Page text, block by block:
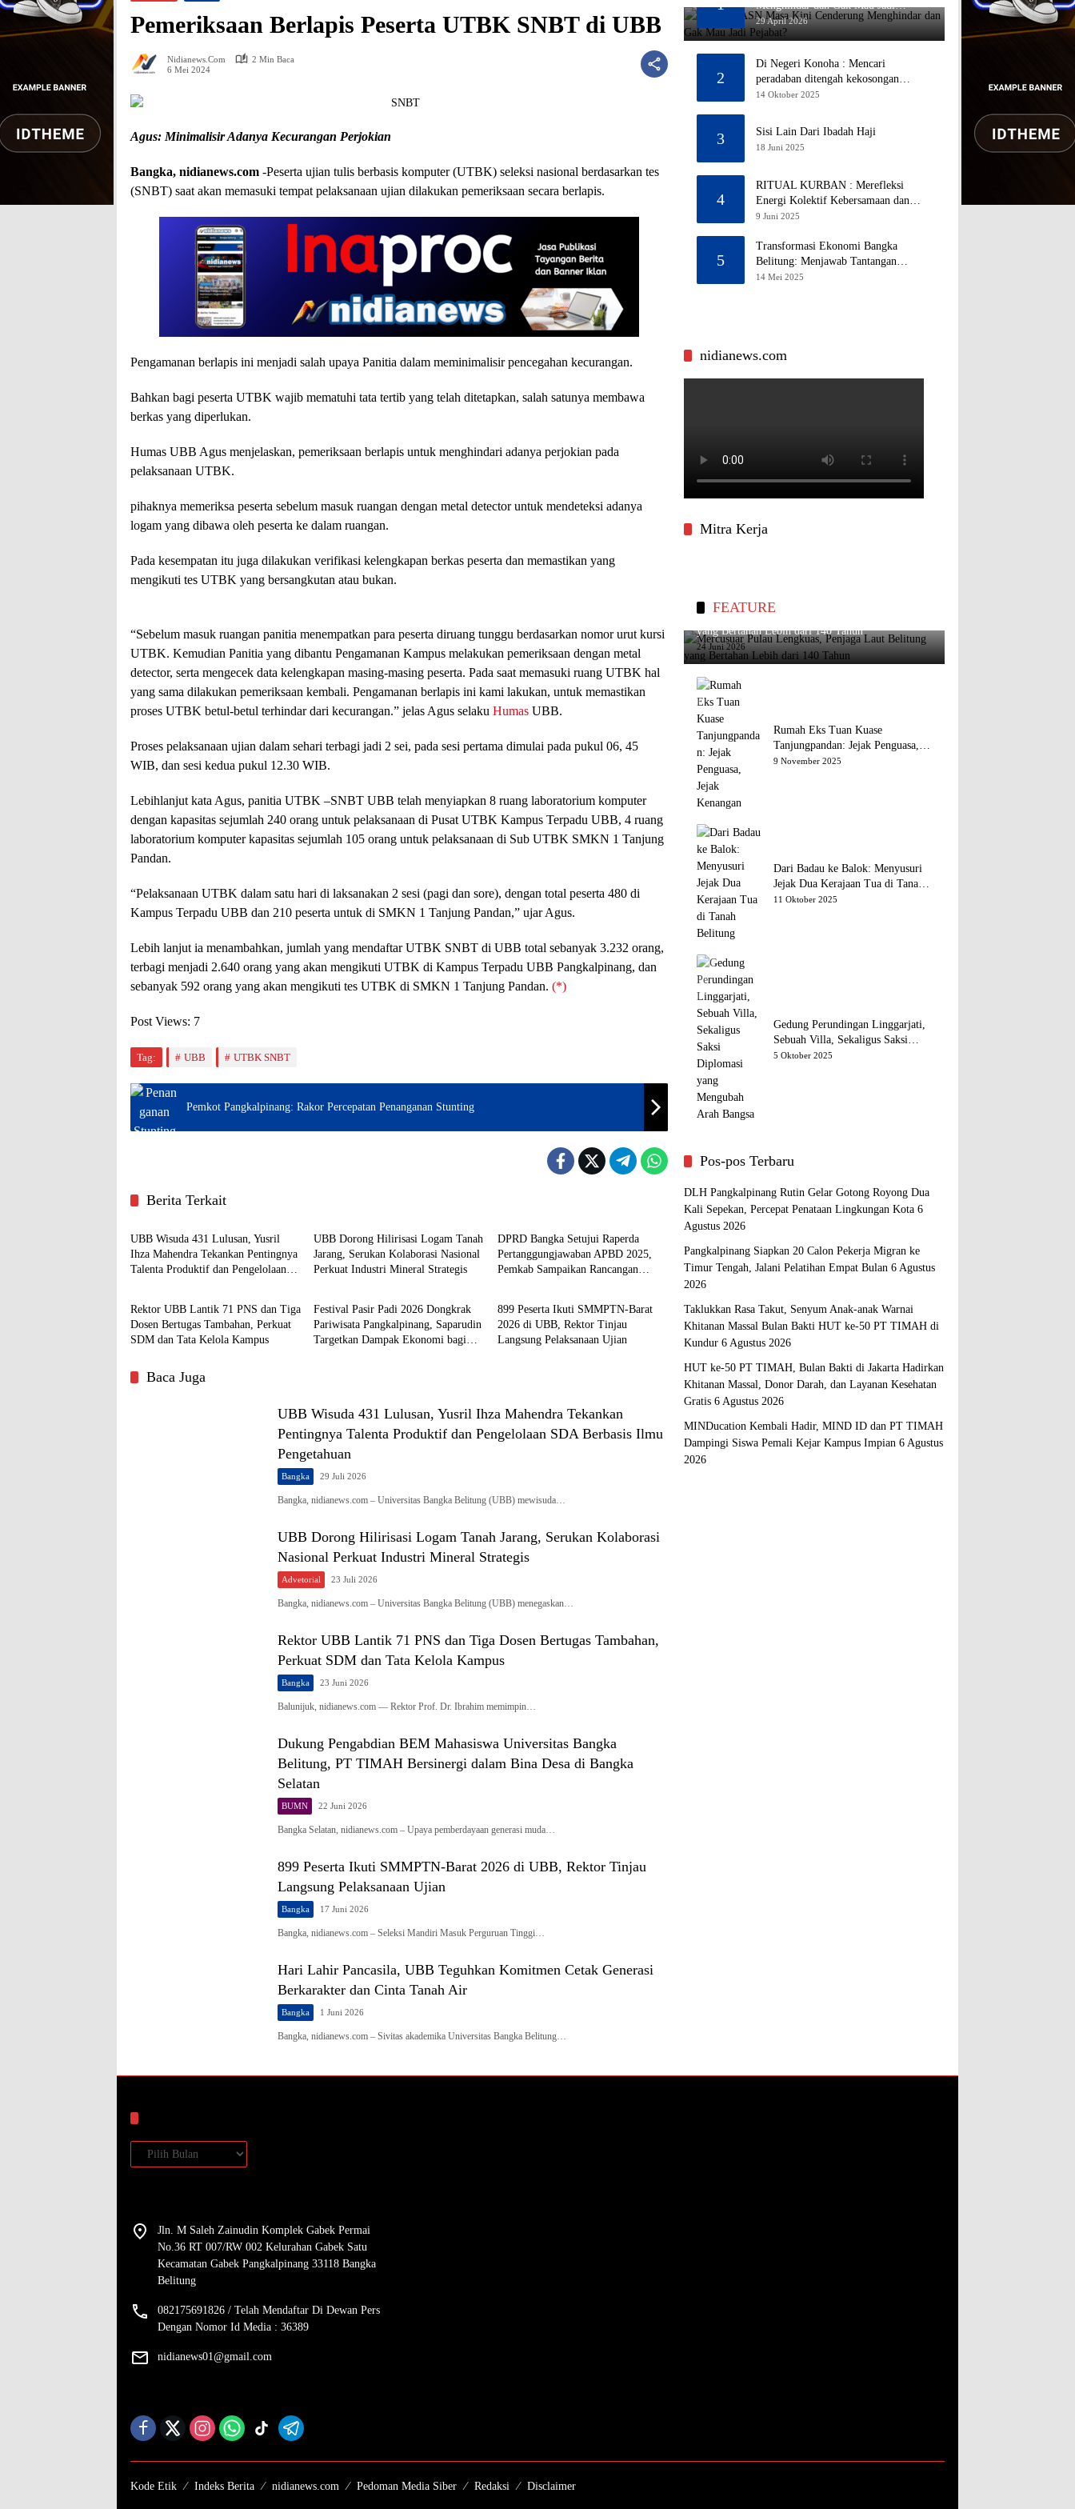
Pemeriksaan Berlapis Peserta UTBK SNBT di UBB
Nidianews.com
2 Min Baca
6 Mei 2024
Agus: Minimalisir Adanya Kecurangan Perjokian
Bangka, nidianews.com -Peserta ujian tulis berbasis komputer (UTBK) seleksi nasional berdasarkan tes
(SNBT) saat akan memasuki tempat pelaksanaan ujian dilakukan pemeriksaan secara berlapis.
Pengamanan berlapis ini menjadi salah upaya Panitia dalam meminimalisir pencegahan kecurangan.
Bahkan bagi peserta UTBK wajib mematuhi tata tertib yang telah ditetapkan, salah satunya membawa
berkas yang diperlukan.
Humas UBB Agus menjelaskan, pemeriksaan berlapis untuk menghindari adanya perjokian pada
pelaksanaan UTBK.
pihaknya memeriksa peserta sebelum masuk ruangan dengan metal detector untuk mendeteksi adanya
logam yang dibawa oleh peserta ke dalam ruangan.
Pada kesempatan itu juga dilakukan verifikasi kelengkapan berkas peserta dan memastikan yang
mengikuti tes UTBK yang bersangkutan atau bukan.
“Sebelum masuk ruangan panitia menempatkan para peserta diruang tunggu berdasarkan nomor urut kursi
UTBK. Kemudian Panitia yang dibantu Pengamanan Kampus melakukan pemeriksaan dengan metal
detector, serta mengecek data kelengkapan masing-masing peserta. Pada saat memasuki ruang UTBK hal
yang sama dilakukan pemeriksaan kembali. Pengamanan berlapis ini kami lakukan, untuk memastikan
proses UTBK betul-betul terhindar dari kecurangan.” jelas Agus selaku Humas UBB.
Proses pelaksanaan ujian dalam sehari terbagi jadi 2 sei, pada sesi pertama dimulai pada pukul 06, 45
WIB, dan sesi kedua pukul 12.30 WIB.
Lebihlanjut kata Agus, panitia UTBK –SNBT UBB telah menyiapkan 8 ruang laboratorium komputer
dengan kapasitas sejumlah 240 orang untuk pelaksanaan di Pusat UTBK Kampus Terpadu UBB, 4 ruang
laboratorium komputer kapasitas sejumlah 105 orang untuk pelaksanaan di Sub UTBK SMKN 1 Tanjung
Pandan.
“Pelaksanaan UTBK dalam satu hari di laksanakan 2 sesi (pagi dan sore), dengan total peserta 480 di
Kampus Terpadu UBB dan 210 peserta untuk di SMKN 1 Tanjung Pandan,” ujar Agus.
Lebih lanjut ia menambahkan, jumlah yang mendaftar UTBK SNBT di UBB total sebanyak 3.232 orang,
terbagi menjadi 2.640 orang yang akan mengikuti UTBK di Kampus Terpadu UBB Pangkalpinang, dan
sebanyak 592 orang yang akan mengikuti tes UTBK di SMKN 1 Tanjung Pandan. (*)
Post Views: 7
Tag: UBB UTBK SNBT
Pemkot Pangkalpinang: Rakor Percepatan Penanganan Stunting
Berita Terkait
Bangka
UBB Wisuda 431 Lulusan, Yusril
Ihza Mahendra Tekankan Pentingnya
Talenta Produktif dan Pengelolaan
UBB Dorong Hilirisasi Logam Tanah
Jarang, Serukan Kolaborasi Nasional
Perkuat Industri Mineral Strategis
DPRD Bangka Setujui Raperda
Pertanggungjawaban APBD 2025,
Pemkab Sampaikan Rancangan
Rektor UBB Lantik 71 PNS dan Tiga
Dosen Bertugas Tambahan, Perkuat
SDM dan Tata Kelola Kampus
Festival Pasir Padi 2026 Dongkrak
Pariwisata Pangkalpinang, Saparudin
Targetkan Dampak Ekonomi bagi
899 Peserta Ikuti SMMPTN-Barat
2026 di UBB, Rektor Tinjau
Langsung Pelaksanaan Ujian
Baca Juga
UBB Wisuda 431 Lulusan, Yusril Ihza Mahendra Tekankan
Pentingnya Talenta Produktif dan Pengelolaan SDA Berbasis Ilmu
Pengetahuan
Bangka 29 Juli 2026
Bangka, nidianews.com – Universitas Bangka Belitung (UBB) mewisuda…
UBB Dorong Hilirisasi Logam Tanah Jarang, Serukan Kolaborasi
Nasional Perkuat Industri Mineral Strategis
Advetorial 23 Juli 2026
Bangka, nidianews.com – Universitas Bangka Belitung (UBB) menegaskan…
Rektor UBB Lantik 71 PNS dan Tiga Dosen Bertugas Tambahan,
Perkuat SDM dan Tata Kelola Kampus
Bangka 23 Juni 2026
Balunijuk, nidianews.com — Rektor Prof. Dr. Ibrahim memimpin…
Dukung Pengabdian BEM Mahasiswa Universitas Bangka
Belitung, PT TIMAH Bersinergi dalam Bina Desa di Bangka
Selatan
BUMN 22 Juni 2026
Bangka Selatan, nidianews.com – Upaya pemberdayaan generasi muda…
899 Peserta Ikuti SMMPTN-Barat 2026 di UBB, Rektor Tinjau
Langsung Pelaksanaan Ujian
Bangka 17 Juni 2026
Bangka, nidianews.com – Seleksi Mandiri Masuk Perguruan Tinggi…
Hari Lahir Pancasila, UBB Teguhkan Komitmen Cetak Generasi
Berkarakter dan Cinta Tanah Air
Bangka 1 Juni 2026
Bangka, nidianews.com – Sivitas akademika Universitas Bangka Belitung…
1
Menghindar dan Gak Mau Jadi
Pejabat?
29 April 2026
2
Di Negeri Konoha : Mencari
peradaban ditengah kekosongan
pendidikan
14 Oktober 2025
3 Sisi Lain Dari Ibadah Haji
18 Juni 2025
4
RITUAL KURBAN : Merefleksi
Energi Kolektif Kebersamaan dan
Mengeliminasi Sifat Kebinatangan
9 Juni 2025
5
Transformasi Ekonomi Bangka
Belitung: Menjawab Tantangan
Melalui Pengelolaan Sumber Daya
14 Mei 2025
nidianews.com
Mitra Kerja
FEATURE
Mercusuar Pulau Lengkuas, Penjaga Laut Belitung
yang Bertahan Lebih dari 140 Tahun
24 Juni 2026
Rumah Eks Tuan Kuase
Tanjungpandan: Jejak Penguasa,
Jejak Kenangan
9 November 2025
Dari Badau ke Balok: Menyusuri
Jejak Dua Kerajaan Tua di Tanah
Belitung
11 Oktober 2025
Gedung Perundingan Linggarjati,
Sebuah Villa, Sekaligus Saksi
Diplomasi yang Mengubah Arah
5 Oktober 2025
Pos-pos Terbaru
DLH Pangkalpinang Rutin Gelar Gotong Royong Dua
Kali Sepekan, Percepat Penataan Lingkungan Kota 6
Agustus 2026
Pangkalpinang Siapkan 20 Calon Pekerja Migran ke
Timur Tengah, Jalani Pelatihan Empat Bulan 6 Agustus
2026
Taklukkan Rasa Takut, Senyum Anak-anak Warnai
Khitanan Massal Bulan Bakti HUT ke-50 PT TIMAH di
Kundur 6 Agustus 2026
HUT ke-50 PT TIMAH, Bulan Bakti di Jakarta Hadirkan
Khitanan Massal, Donor Darah, dan Layanan Kesehatan
Gratis 6 Agustus 2026
MINDucation Kembali Hadir, MIND ID dan PT TIMAH
Dampingi Siswa Pemali Kejar Kampus Impian 6 Agustus
2026
Arsip
Jln. M Saleh Zainudin Komplek Gabek Permai
No.36 RT 007/RW 002 Kelurahan Gabek Satu
Kecamatan Gabek Pangkalpinang 33118 Bangka
Belitung
082175691826 / Telah Mendaftar Di Dewan Pers
Dengan Nomor Id Media : 36389
nidianews01@gmail.com
Kode Etik Indeks Berita nidianews.com Pedoman Media Siber Redaksi Disclaimer